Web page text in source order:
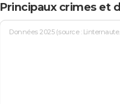
Principaux crimes et
Données 2025 (source :